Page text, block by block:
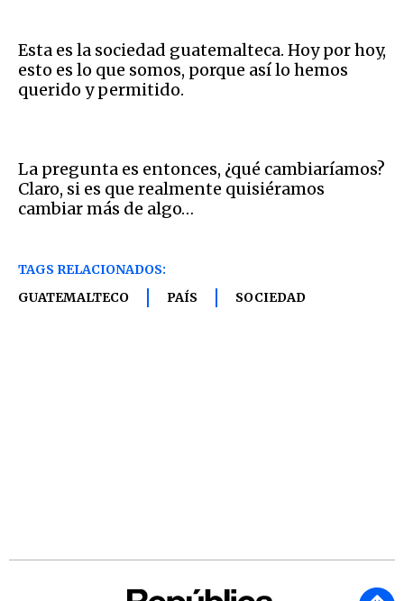
Esta es la sociedad guatemalteca. Hoy por hoy,
esto es lo que somos, porque así lo hemos
querido y permitido.
La pregunta es entonces, ¿qué cambiaríamos?
Claro, si es que realmente quisiéramos
cambiar más de algo…
TAGS RELACIONADOS:
GUATEMALTECO
PAÍS SOCIEDAD